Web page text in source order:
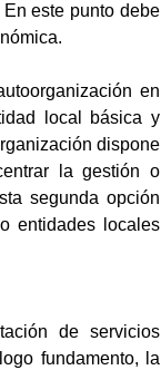
este punto debe
en
local básica y
dispone
la gestión o
segunda opción
entidades locales
de servicios
fundamento, la